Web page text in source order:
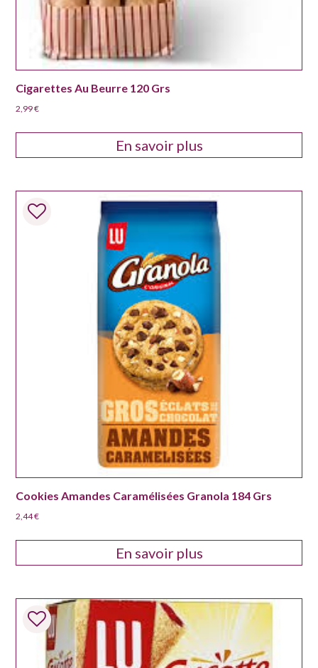
Cigarettes Au Beurre 120 Grs
2,99€
En savoir plus
Cookies Amandes Caramélisées Granola 184 Grs
2,44€
En savoir plus